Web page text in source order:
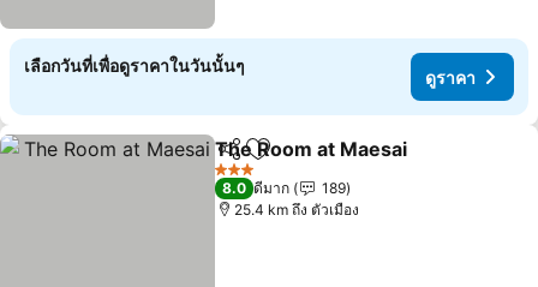
เลือกวันที่เพื่อดูราคาในวันนั้นๆ
ดูราคา
แชร์ เพิ่มในรายการโปรด
The Room at Maesai
3 ดาว
8.0 ดีมาก
189
25.4 km ถึง ตัวเมือง